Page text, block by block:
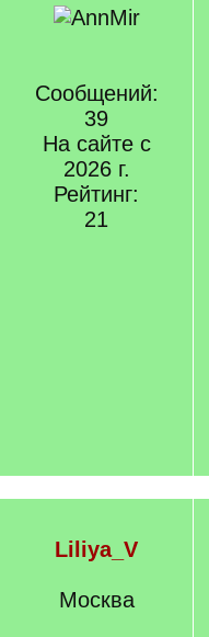
Сообщений:
39
На сайте с
2026 г.
Рейтинг:
21
Liliya_V
Москва